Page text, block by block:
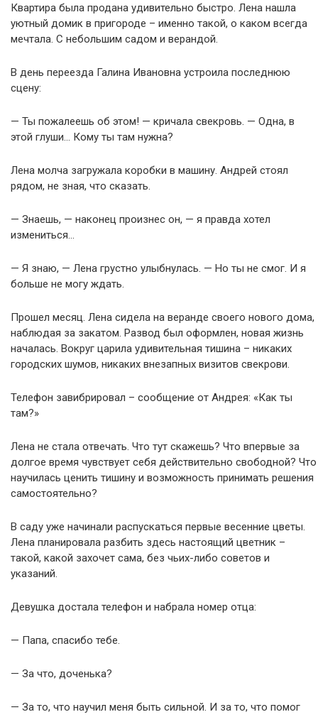
Квартира была продана удивительно быстро. Лена нашла
уютный домик в пригороде – именно такой, о каком всегда
мечтала. С небольшим садом и верандой.
В день переезда Галина Ивановна устроила последнюю
сцену:
— Ты пожалеешь об этом! — кричала свекровь. — Одна, в
этой глуши… Кому ты там нужна?
Лена молча загружала коробки в машину. Андрей стоял
рядом, не зная, что сказать.
— Знаешь, — наконец произнес он, — я правда хотел
измениться…
— Я знаю, — Лена грустно улыбнулась. — Но ты не смог. И я
больше не могу ждать.
Прошел месяц. Лена сидела на веранде своего нового дома,
наблюдая за закатом. Развод был оформлен, новая жизнь
началась. Вокруг царила удивительная тишина – никаких
городских шумов, никаких внезапных визитов свекрови.
Телефон завибрировал – сообщение от Андрея: «Как ты
там?»
Лена не стала отвечать. Что тут скажешь? Что впервые за
долгое время чувствует себя действительно свободной? Что
научилась ценить тишину и возможность принимать решения
самостоятельно?
В саду уже начинали распускаться первые весенние цветы.
Лена планировала разбить здесь настоящий цветник –
такой, какой захочет сама, без чьих-либо советов и
указаний.
Девушка достала телефон и набрала номер отца:
— Папа, спасибо тебе.
— За что, доченька?
— За то, что научил меня быть сильной. И за то, что помог